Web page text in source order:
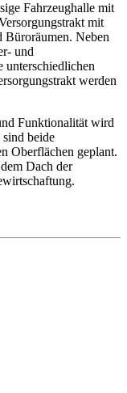
Fahrzeughalle mit
mit
Büroräumen. Neben
und
unterschiedlichen
werden
Funktionalität wird
beide
Oberflächen geplant.
Dach der